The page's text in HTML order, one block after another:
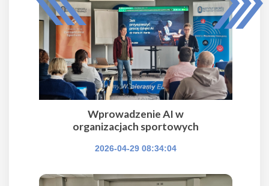
Wprowadzenie AI w
organizacjach sportowych
2026-04-29 08:34:04